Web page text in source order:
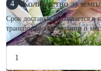
4 Количество
Срок доставки указывается в
транспортной компании и